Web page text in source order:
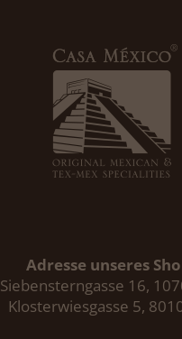
Adresse unseres
Siebensterngasse 16,
Klosterwiesgasse 5,